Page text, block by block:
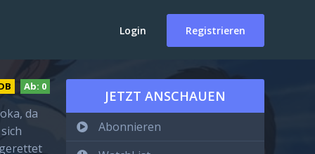
Login Registrieren
Ab: 0
da
JETZT ANSCHAUEN
Abonnieren